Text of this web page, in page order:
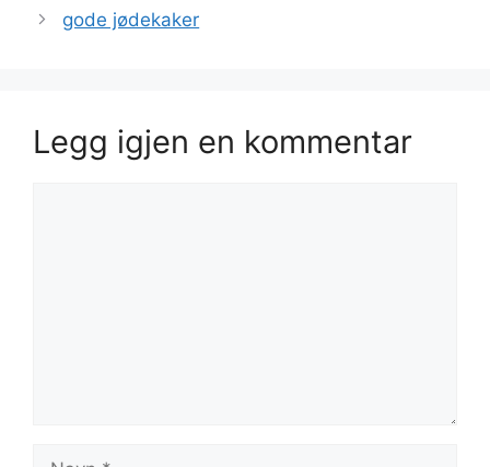
gode jødekaker
Legg igjen en kommentar
Navn